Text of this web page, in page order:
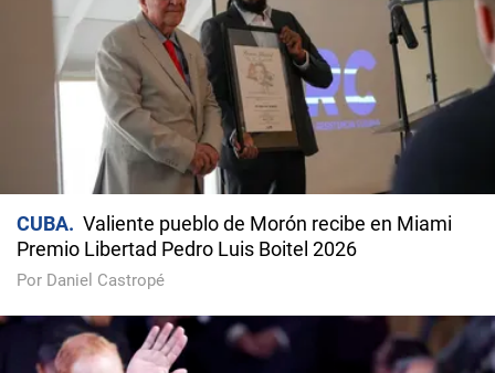
CUBA
Valiente pueblo de Morón recibe en Miami
Premio Libertad Pedro Luis Boitel 2026
Por Daniel Castropé